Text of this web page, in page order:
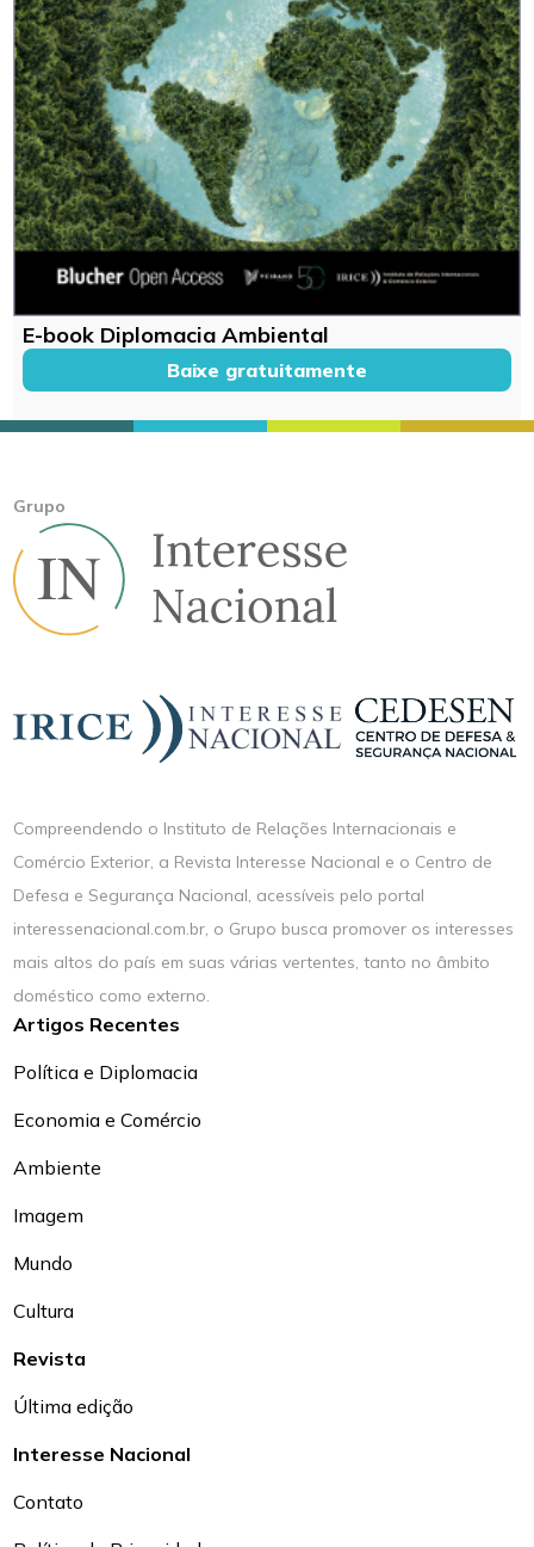
E-book Diplomacia Ambiental
Baixe gratuitamente
Grupo
Compreendendo o Instituto de Relações Internacionais e
Comércio Exterior, a Revista Interesse Nacional e o Centro de
Defesa e Segurança Nacional, acessíveis pelo portal
interessenacional.com.br, o Grupo busca promover os interesses
mais altos do país em suas várias vertentes, tanto no âmbito
doméstico como externo.
Artigos Recentes
Política e Diplomacia
Economia e Comércio
Ambiente
Imagem
Mundo
Cultura
Revista
Última edição
Interesse Nacional
Contato